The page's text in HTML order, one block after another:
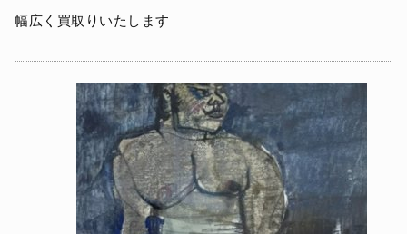
幅広く買取りいたします